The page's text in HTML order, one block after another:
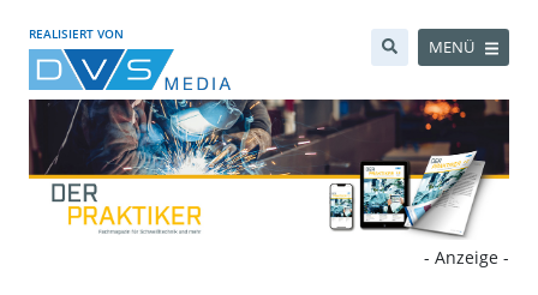
REALISIERT VON
MENÜ
- Anzeige -